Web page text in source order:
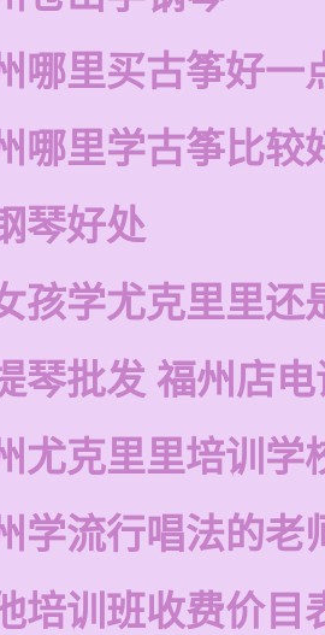
哪里买古筝好一
哪里学古筝比较
琴好处
孩学尤克里里还
琴批发 福州店
尤克里里培训学
学流行唱法的老
培训班收费价目